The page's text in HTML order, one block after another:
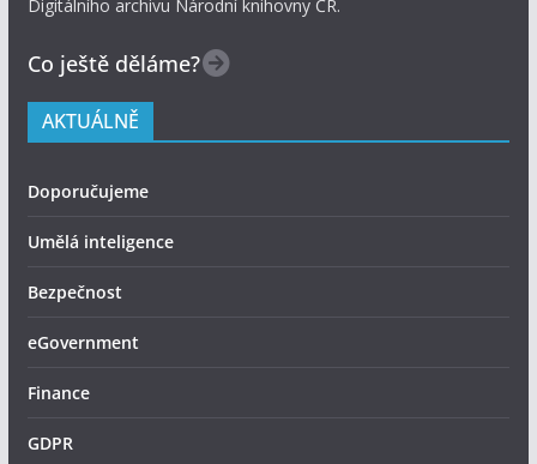
Digitálního archivu Národní knihovny ČR.
Co ještě děláme?
AKTUÁLNĚ
Doporučujeme
Umělá inteligence
Bezpečnost
eGovernment
Finance
GDPR